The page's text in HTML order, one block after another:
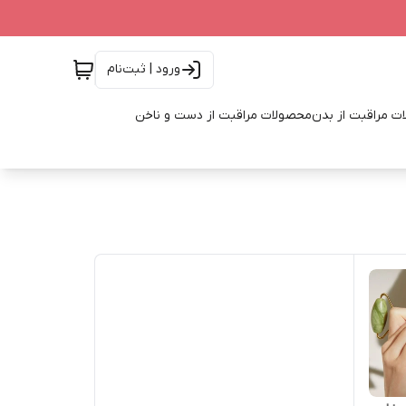
ورود | ثبت‌نام
مراقبت از بدنمحصولات مراقبت از دست و ناخن